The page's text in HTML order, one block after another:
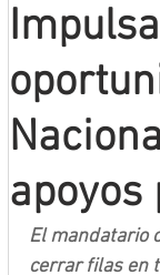
Mineros LNBP
El mandatario
cerrar filas en